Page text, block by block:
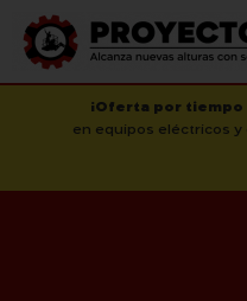
¡Oferta por
en equipos eléctricos y